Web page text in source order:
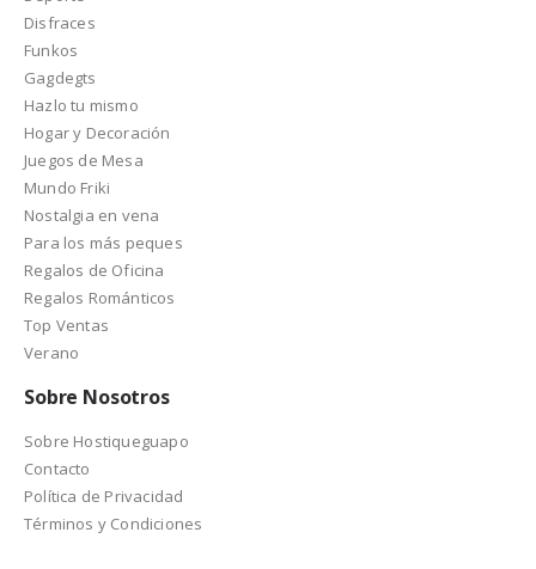
Disfraces
Funkos
Gagdegts
Hazlo tu mismo
Hogar y Decoración
Juegos de Mesa
Mundo Friki
Nostalgia en vena
Para los más peques
Regalos de Oficina
Regalos Románticos
Top Ventas
Verano
Sobre Nosotros
Sobre Hostiqueguapo
Contacto
Política de Privacidad
Términos y Condiciones